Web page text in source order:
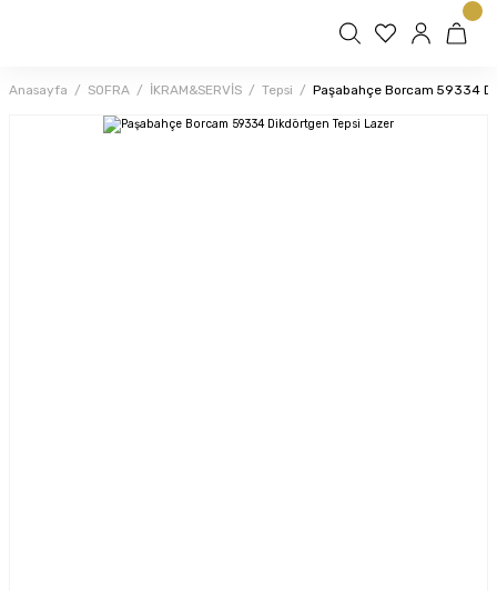
Anasayfa SOFRA İKRAM&SERVİS Tepsi Paşabahçe Borcam 59334